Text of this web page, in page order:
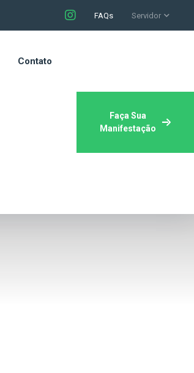
FAQs Servidor
Contato
Faça Sua
Manifestação